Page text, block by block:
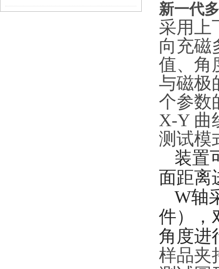
新一代
采用上
向充磁
值、角
与磁极
个参数
X-Y 曲
测试模
装置
面距离
W轴
件），
角度进
样品夹